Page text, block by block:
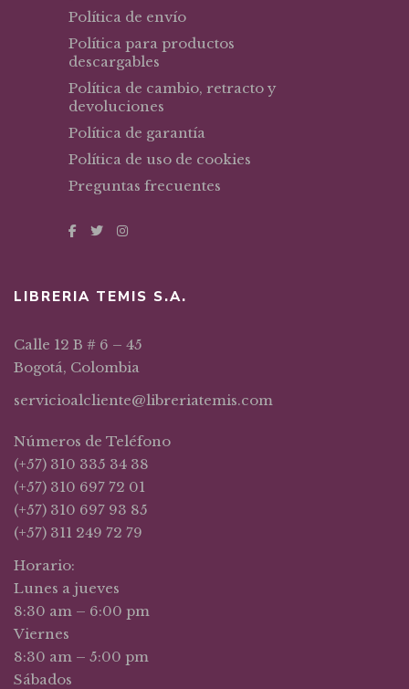
Política de envío
Política para productos
descargables
Política de cambio, retracto y
devoluciones
Política de garantía
Política de uso de cookies
Preguntas frecuentes
LIBRERIA TEMIS S.A.
Calle 12 B # 6 – 45
Bogotá, Colombia
servicioalcliente@libreriatemis.com
Números de Teléfono
(+57) 310 335 34 38
(+57) 310 697 72 01
(+57) 310 697 93 85
(+57) 311 249 72 79
Horario:
Lunes a jueves
8:30 am – 6:00 pm
Viernes
8:30 am – 5:00 pm
Sábados